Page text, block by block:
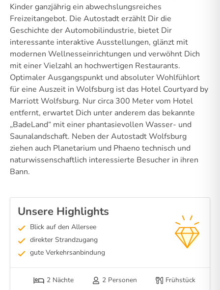
Kinder ganzjährig ein abwechslungsreiches
Freizeitangebot. Die Autostadt erzählt Dir die
Geschichte der Automobilindustrie, bietet Dir
interessante interaktive Ausstellungen, glänzt mit
modernen Wellnesseinrichtungen und verwöhnt Dich
mit einer Vielzahl an hochwertigen Restaurants.
Optimaler Ausgangspunkt und absoluter Wohlfühlort
für eine Auszeit in Wolfsburg ist das Hotel Courtyard by
Marriott Wolfsburg. Nur circa 300 Meter vom Hotel
entfernt, erwartet Dich unter anderem das bekannte
„BadeLand“ mit einer phantasievollen Wasser- und
Saunalandschaft. Neben der Autostadt Wolfsburg
ziehen auch Planetarium und Phaeno technisch und
naturwissenschaftlich interessierte Besucher in ihren
Bann.
Unsere Highlights
Blick auf den Allersee
direkter Strandzugang
gute Verkehrsanbindung
2 Nächte 2 Personen Frühstück